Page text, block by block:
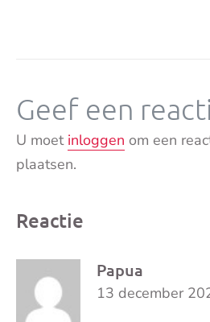
Geef een
U moet inloggen om een
plaatsen.
Reactie
Papua
13 december